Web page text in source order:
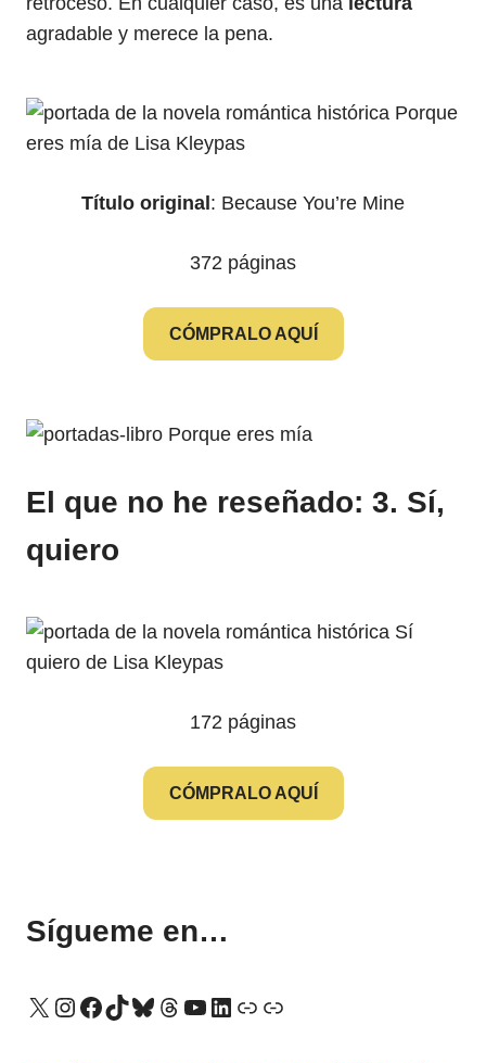
agradable y merece la pena.
Título original : Because You’re Mine
372 páginas
CÓMPRALO AQUÍ
El que no he reseñado: 3. Sí,
quiero
172 páginas
CÓMPRALO AQUÍ
Sígueme en…
X Instagram
Facebook
TikTok
Bluesky
Threads
YouTube
LinkedIn
Enlace
Enlace